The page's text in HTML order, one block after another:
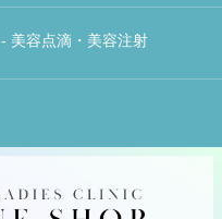
- 美容点滴・美容注射